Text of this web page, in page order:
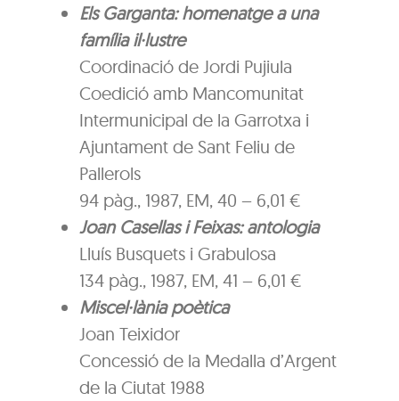
Els Garganta: homenatge a una
família il·lustre
Coordinació de Jordi Pujiula
Coedició amb Mancomunitat
Intermunicipal de la Garrotxa i
Ajuntament de Sant Feliu de
Pallerols
94 pàg., 1987, EM, 40 – 6,01 €
Joan Casellas i Feixas: antologia
Lluís Busquets i Grabulosa
134 pàg., 1987, EM, 41 – 6,01 €
Miscel·lània poètica
Joan Teixidor
Concessió de la Medalla d’Argent
de la Ciutat 1988